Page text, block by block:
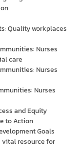
Quality workplaces
Nurses
care
Nurses
Nurses
and Equity
to Action
Goals
vital resource for